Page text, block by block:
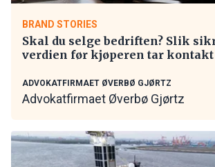
BRAND STORIES
Skal du selge bedriften? Slik
verdien før kjøperen tar kontakt
ADVOKATFIRMAET ØVERBØ GJØRTZ
Advokatfirmaet Øverbø Gjørtz